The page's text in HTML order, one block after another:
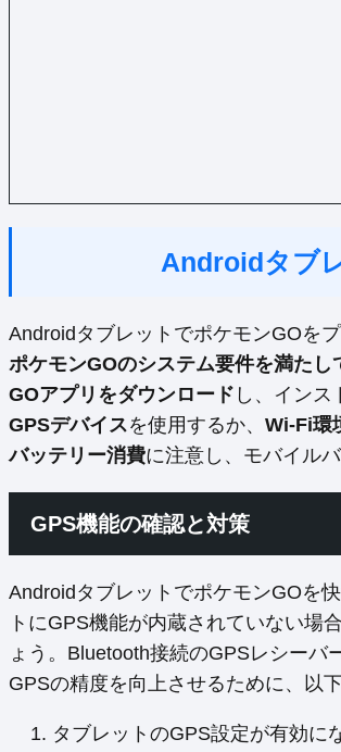
Androidタブ
AndroidタブレットでポケモンGOを
ポケモンGOのシステム要件を満たし
GOアプリをダウンロード し、インス
GPSデバイスを使用するか、 Wi-Fi環
バッテリー消費に注意し、モバイル
GPS機能の確認と対策
AndroidタブレットでポケモンGOを
トにGPS機能が内蔵されていない場
ょう。Bluetooth接続のGPSレシーバ
GPSの精度を向上させるために、以
タブレットのGPS設定が有効に